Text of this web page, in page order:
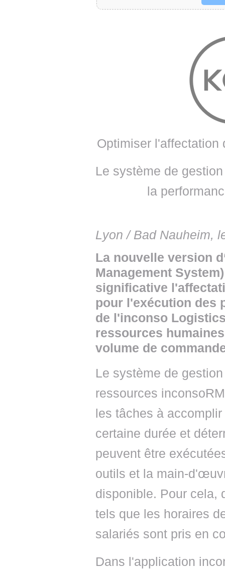
•
•
👉
Optimiser l'affectation
Le système de
la
Lyon / Bad Nauheim,
La nouvelle version
Management
significative
pour l'exécution des
de l'inconso
ressources
volume de
Le système de
ressources
les tâches à
certaine durée et
peuvent être
outils et la main-
disponible. Pour cela,
tels que les horaires
salariés sont pris en
Dans l'application